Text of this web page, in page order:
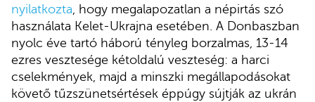
nyilatkozta , hogy megalapozatlan a népirtás szó
használata Kelet-Ukrajna esetében. A Donbaszban
nyolc éve tartó háború tényleg borzalmas, 13-14
ezres vesztesége kétoldalú veszteség: a harci
cselekmények, majd a minszki megállapodásokat
követő tűzszünetsértések éppúgy sújtják az ukrán